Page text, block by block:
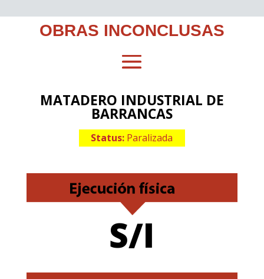
OBRAS INCONCLUSAS
MATADERO INDUSTRIAL DE
BARRANCAS
Status: Paralizada
S/I